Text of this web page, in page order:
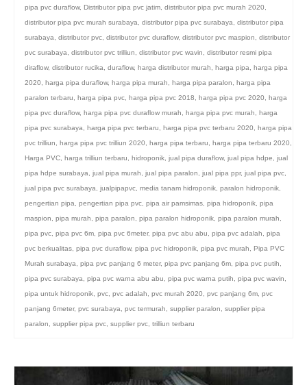
pipa pvc duraflow, Distributor pipa pvc jatim distributor pipa pvc murah 2020
distributor pipa pvc murah surabaya
distributor pipa pvc surabaya
distributor pipa
surabaya
distributor pvc distributor pvc duraflow, distributor pvc maspion
distributor
pvc surabaya
distributor pvc trilliun distributor pvc wavin
distributor resmi pipa
diraflow, distributor rucika duraflow, harga distributor murah harga pipa
harga pipa
2020
harga pipa duraflow, harga pipa murah harga pipa paralon
harga pipa
paralon terbaru
harga pipa pvc harga pipa pvc 2018 harga pipa pvc 2020
harga
pipa pvc duraflow, harga pipa pvc duraflow murah harga pipa pvc murah
harga
pipa pvc surabaya
harga pipa pvc terbaru harga pipa pvc terbaru 2020
harga pipa
pvc trilliun
harga pipa pvc trilliun 2020 harga pipa terbaru harga pipa terbaru 2020
Harga PVC harga trilliun terbaru hidroponik jual pipa duraflow, jual pipa hdpe
jual
pipa hdpe surabaya
jual pipa murah jual pipa paralon jual pipa ppr, jual pipa pvc
jual pipa pvc surabaya
jualpipapvc media tanam hidroponik paralon hidroponik
pengertian pipa
pengertian pipa pvc pipa air pamsimas pipa hidroponik pipa
maspion
pipa murah pipa paralon pipa paralon hidroponik pipa paralon murah
pipa pvc pipa pvc 6m pipa pvc 6meter, pipa pvc abu abu pipa pvc adalah
pipa
pvc berkualitas pipa pvc duraflow, pipa pvc hidroponik pipa pvc murah
Pipa PVC
Murah surabaya
pipa pvc panjang 6 meter, pipa pvc panjang 6m pipa pvc putih
pipa pvc surabaya
pipa pvc warna abu abu pipa pvc warna putih pipa pvc wavin
pipa untuk hidroponik pvc pvc adalah pvc murah 2020 pvc panjang 6m pvc
panjang 6meter, pvc surabaya pvc termurah supplier paralon
supplier pipa
paralon
supplier pipa pvc supplier pvc trilliun terbaru